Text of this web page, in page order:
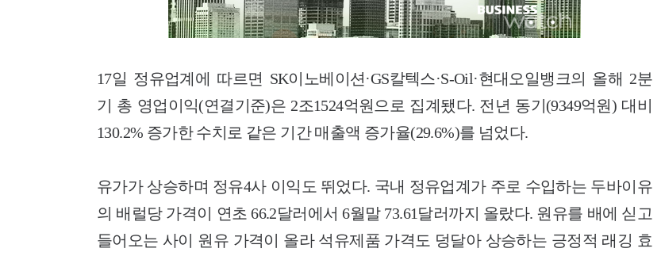
17일 정유업계에 따르면 SK이노베이션·GS칼텍스·S-Oil·현대오일뱅크의 올해 2분
기 총 영업이익(연결기준)은 2조1524억원으로 집계됐다. 전년 동기(9349억원) 대비
130.2% 증가한 수치로 같은 기간 매출액 증가율(29.6%)를 넘었다.
유가가 상승하며 정유4사 이익도 뛰었다. 국내 정유업계가 주로 수입하는 두바이유
의 배럴당 가격이 연초 66.2달러에서 6월말 73.61달러까지 올랐다. 원유를 배에 싣고
들어오는 사이 원유 가격이 올라 석유제품 가격도 덩달아 상승하는 긍정적 래깅 효